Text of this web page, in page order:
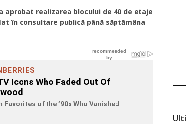
aprobat realizarea blocului de 40 de etaje
în consultare publică până săptămâna